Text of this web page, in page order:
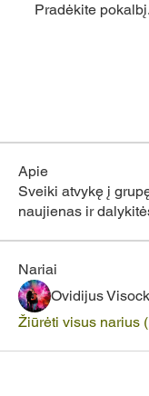
Pradėkite
Apie
Sveiki atvykę į
naujienas ir
Nariai
Ovidijus
Žiūrėti visus narius